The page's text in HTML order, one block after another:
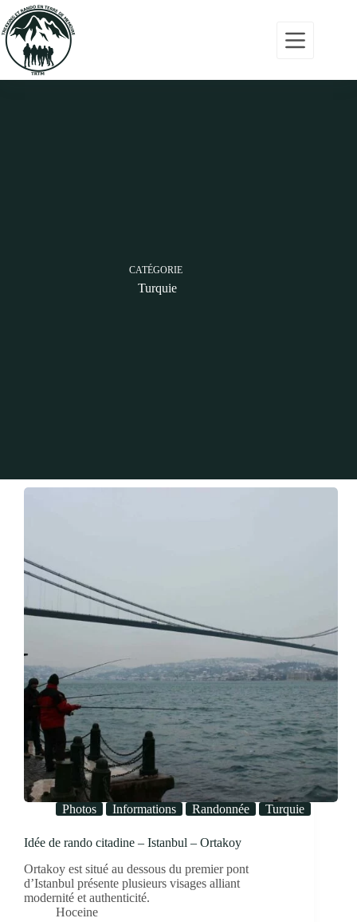
Accueil
Programmes
CATÉGORIE
Turquie
Photos Informations Randonnée Turquie
Idée de rando citadine – Istanbul – Ortakoy
Ortakoy est situé au dessous du premier pont
d’Istanbul présente plusieurs visages alliant
modernité et authenticité.
Hoceine